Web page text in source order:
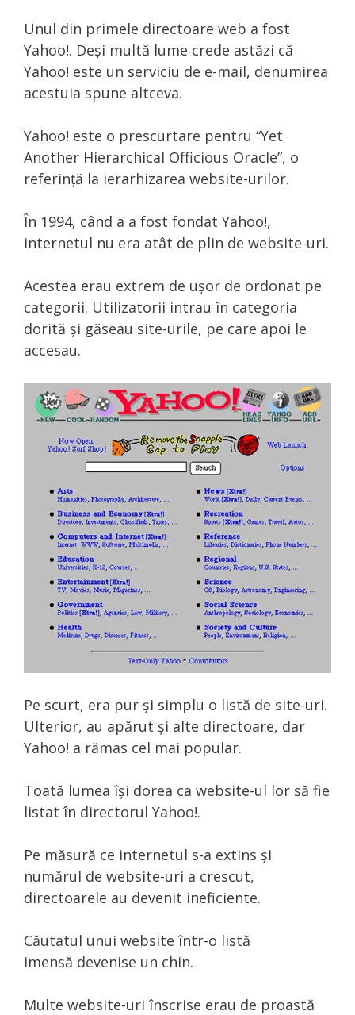
Unul din primele directoare web a fost
Yahoo!. Deși multă lume crede astăzi că
Yahoo! este un serviciu de e-mail, denumirea
acestuia spune altceva.
Yahoo! este o prescurtare pentru “Yet
Another Hierarchical Officious Oracle”, o
referință la ierarhizarea website-urilor.
În 1994, când a a fost fondat Yahoo!,
internetul nu era atât de plin de website-uri.
Acestea erau extrem de ușor de ordonat pe
categorii. Utilizatorii intrau în categoria
dorită și găseau site-urile, pe care apoi le
accesau.
Pe scurt, era pur și simplu o listă de site-uri.
Ulterior, au apărut și alte directoare, dar
Yahoo! a rămas cel mai popular.
Toată lumea își dorea ca website-ul lor să fie
listat în directorul Yahoo!.
Pe măsură ce internetul s-a extins și
numărul de website-uri a crescut,
directoarele au devenit ineficiente.
Căutatul unui website într-o listă
imensă devenise un chin.
Multe website-uri înscrise erau de proastă